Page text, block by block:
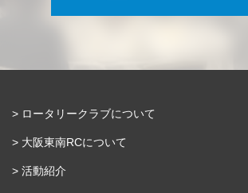
ロータリークラブについて
大阪東南RCについて
活動紹介